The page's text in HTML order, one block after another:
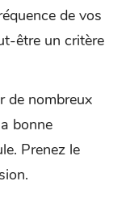
de vos
être un critère
de nombreux
bonne
Prenez le